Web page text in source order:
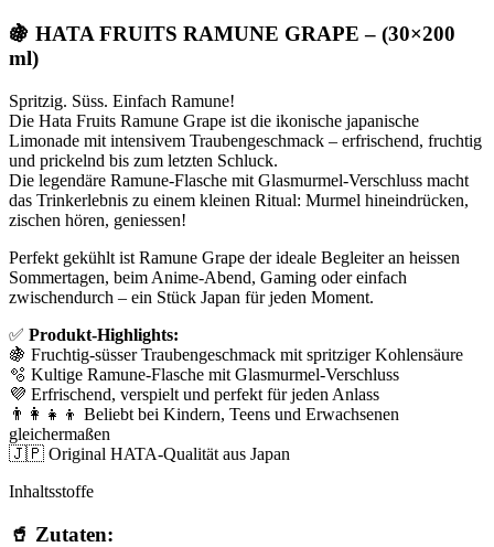
🍇 HATA FRUITS RAMUNE GRAPE – (30×200
ml)
Spritzig. Süss. Einfach Ramune!
Die Hata Fruits Ramune Grape ist die ikonische japanische
Limonade mit intensivem Traubengeschmack – erfrischend, fruchtig
und prickelnd bis zum letzten Schluck.
Die legendäre Ramune-Flasche mit Glasmurmel-Verschluss macht
das Trinkerlebnis zu einem kleinen Ritual: Murmel hineindrücken,
zischen hören, geniessen!
Perfekt gekühlt ist Ramune Grape der ideale Begleiter an heissen
Sommertagen, beim Anime-Abend, Gaming oder einfach
zwischendurch – ein Stück Japan für jeden Moment.
✅ Produkt-Highlights:
🍇 Fruchtig-süsser Traubengeschmack mit spritziger Kohlensäure
🫧 Kultige Ramune-Flasche mit Glasmurmel-Verschluss
💜 Erfrischend, verspielt und perfekt für jeden Anlass
👨‍👩‍👧‍👦 Beliebt bei Kindern, Teens und Erwachsenen
gleichermaßen
🇯🇵 Original HATA-Qualität aus Japan
Inhaltsstoffe
🥤 Zutaten: